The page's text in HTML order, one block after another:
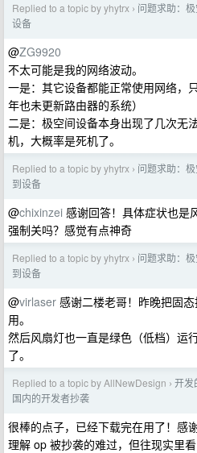
Replied to a topic by yhytrx › 问题求助：
设备
@ZG9920
不太可能是我的网络波动。
一是：其它设备都能正常使用网络，
年也未更新路由器的系统）
二是：极空间设备本身出现了几次无
机，大概率是死机了。
Replied to a topic by yhytrx › 问题求助：
到设备
@chixinzei 感谢回答！具体症状也是
强制关吗？感觉有点神奇
Replied to a topic by yhytrx › 问题求助：
到设备
@virlaser 感谢二楼老哥！昨晚把固
用。
然后风扇灯也一直是绿色（低档）运
了。
Replied to a topic by AllNewDesign › 开发
国内的开发者抄袭
很棒的点子，已经下载完在用了！感
理解 op 被抄袭的难过，但往现实里